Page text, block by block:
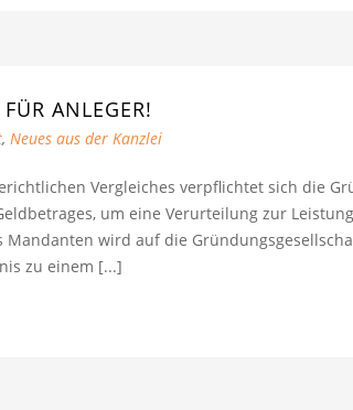
ANLEGER!
, Neues aus der Kanzlei
Vergleiches verpflichtet sich die
um eine Verurteilung zur
Mandanten wird auf die
zu einem [...]